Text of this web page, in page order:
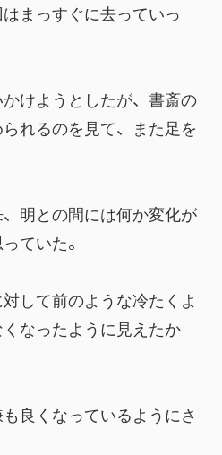
まっすぐに去っていっ
けようとしたが、書斎の
れるのを見て、また足を
明との間には何か変化が
ていた。
して前のような冷たくよ
なったように見えたか
良くなっているようにさ